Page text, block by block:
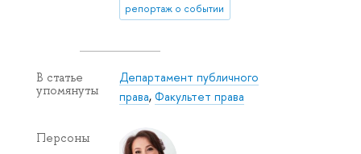
репортаж о событии
В статье
упомянуты
Департамент публичного
права,Факультет права
Персоны